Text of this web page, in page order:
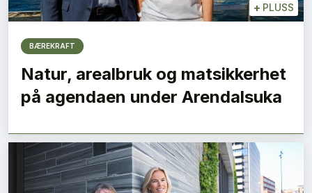
+ PLUSS
BÆREKRAFT
Natur, arealbruk og matsikkerhet
på agendaen under Arendalsuka